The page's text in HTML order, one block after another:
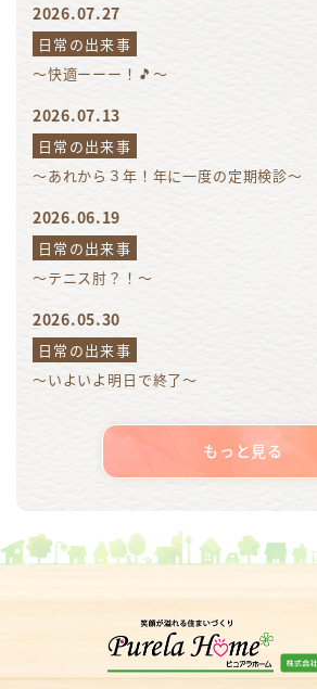
2026.07.27
日常の出来事
～快適ーーー！🎵～
2026.07.13
日常の出来事
～あれから３年！年に一度の定期検診～
2026.06.19
日常の出来事
～テニス肘？！～
2026.05.30
日常の出来事
～いよいよ明日で終了～
もっと見る